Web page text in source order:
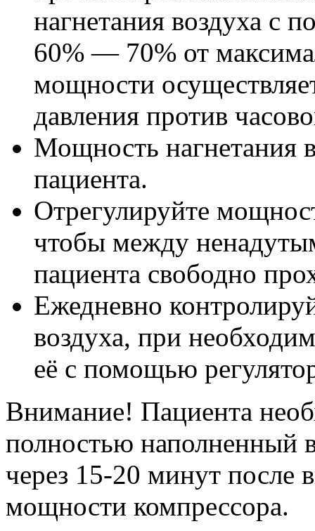
нагнетания воздуха с
60% — 70% от
мощности
давления против
Мощность нагнетания
пациента.
Отрегулируйте
чтобы между
пациента свободно
Ежедневно
воздуха, при
её с помощью
Внимание! Пациента
полностью наполненный
через 15-20 минут после
мощности компрессора.